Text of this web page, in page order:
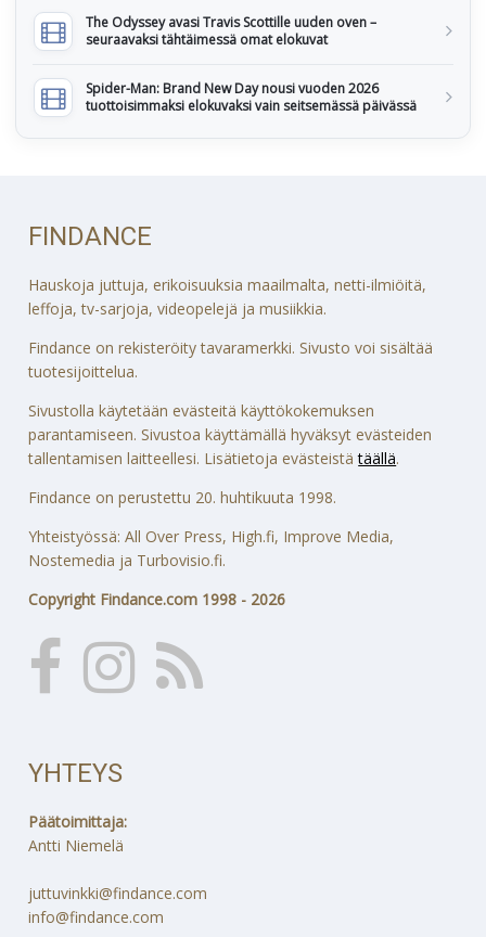
The Odyssey avasi Travis Scottille uuden oven –
seuraavaksi tähtäimessä omat elokuvat
Spider-Man: Brand New Day nousi vuoden 2026
tuottoisimmaksi elokuvaksi vain seitsemässä päivässä
FINDANCE
Hauskoja juttuja, erikoisuuksia maailmalta, netti-ilmiöitä,
leffoja, tv-sarjoja, videopelejä ja musiikkia.
Findance on rekisteröity tavaramerkki. Sivusto voi sisältää
tuotesijoittelua.
Sivustolla käytetään evästeitä käyttökokemuksen
parantamiseen. Sivustoa käyttämällä hyväksyt evästeiden
tallentamisen laitteellesi. Lisätietoja evästeistätäällä.
Findance on perustettu 20. huhtikuuta 1998.
Yhteistyössä: All Over Press, High.fi, Improve Media,
Nostemedia ja Turbovisio.fi.
Copyright Findance.com 1998 - 2026
YHTEYS
Päätoimittaja:
Antti Niemelä
juttuvinkki@findance.com
info@findance.com